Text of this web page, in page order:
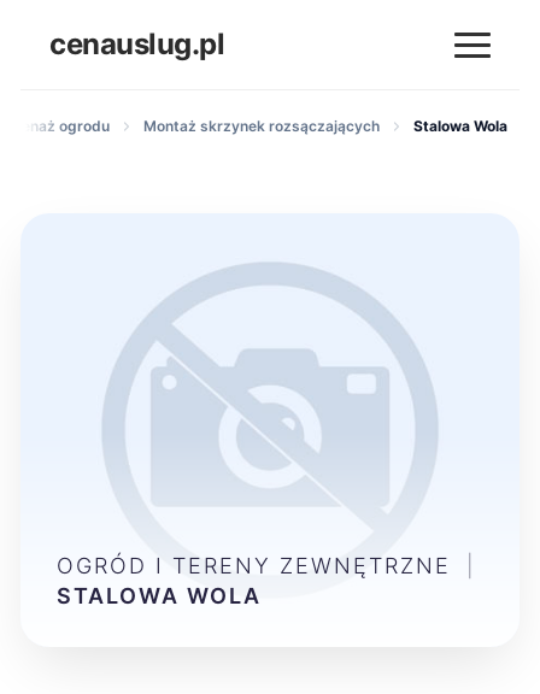
cenauslug.pl
drenaż ogrodu Montaż skrzynek rozsączających Stalowa Wola
OGRÓD I TERENY ZEWNĘTRZNE
STALOWA WOLA